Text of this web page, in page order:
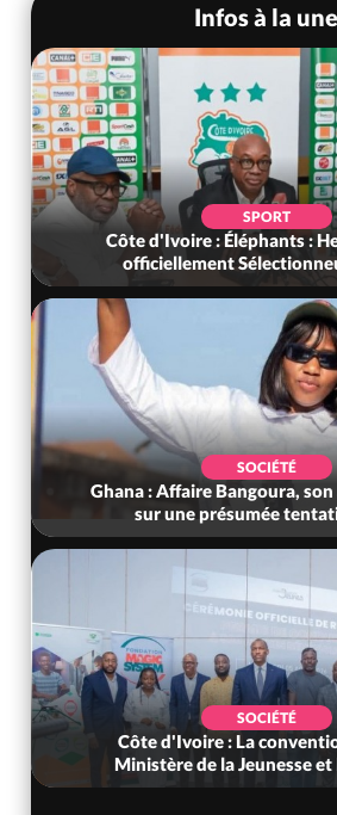
Infos à la une
SOCIÉTÉ
Côte d'Ivoire : Seconde
ventes soldes du 10
SOCIÉTÉ
Nigeria : Le Togo et le
acheteurs des
SOCIÉTÉ
Côte d'Ivoire : Peste
gouvernement défend